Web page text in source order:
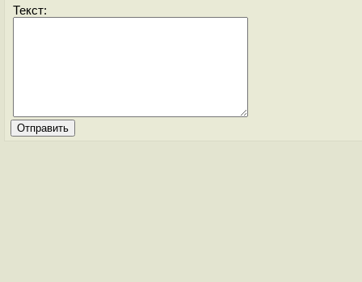
Текст: